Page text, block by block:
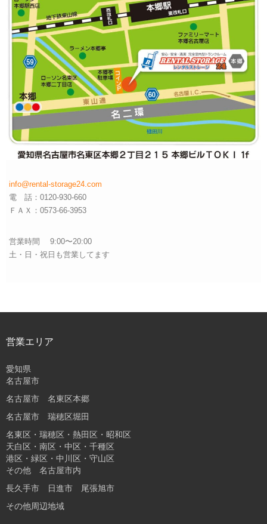
info@rental-storage24.com
電 話：0120-930-660
ＦＡＸ：0573-66-3953
営業時間 9:00〜20:00
土・日・祝日も営業してます
営業エリア
愛知県
名古屋市
名古屋市 名東区本郷
名古屋市 瑞穂区堀田
名東区・瑞穂区・熱田区・昭和区
天白区・南区・中区・千種区
港区・緑区・中川区・守山区
その他 名古屋市内
長久手市 日進市 尾張旭市
その他周辺地域